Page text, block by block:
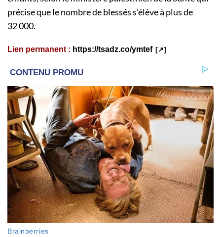
précise que le nombre de blessés s’élève à plus de
32 000.
Lien permanent : https://tsadz.co/ymtef